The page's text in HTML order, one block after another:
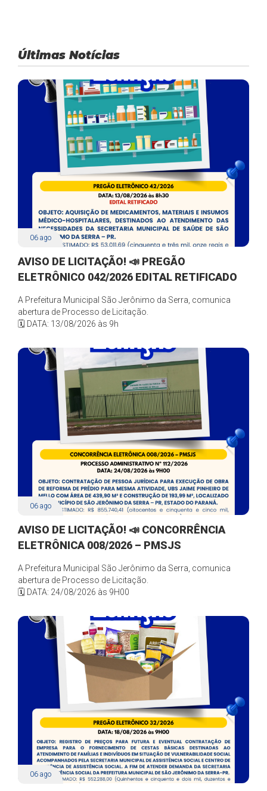
Últimas Notícias
06 ago
AVISO DE LICITAÇÃO! 📣 PREGÃO
ELETRÔNICO 042/2026 EDITAL RETIFICADO
A Prefeitura Municipal São Jerônimo da Serra, comunica
abertura de Processo de Licitação.
🗓️ DATA: 13/08/2026 às 9h
06 ago
AVISO DE LICITAÇÃO! 📣 CONCORRÊNCIA
ELETRÔNICA 008/2026 – PMSJS
A Prefeitura Municipal São Jerônimo da Serra, comunica
abertura de Processo de Licitação.
🗓️ DATA: 24/08/2026 às 9H00
06 ago